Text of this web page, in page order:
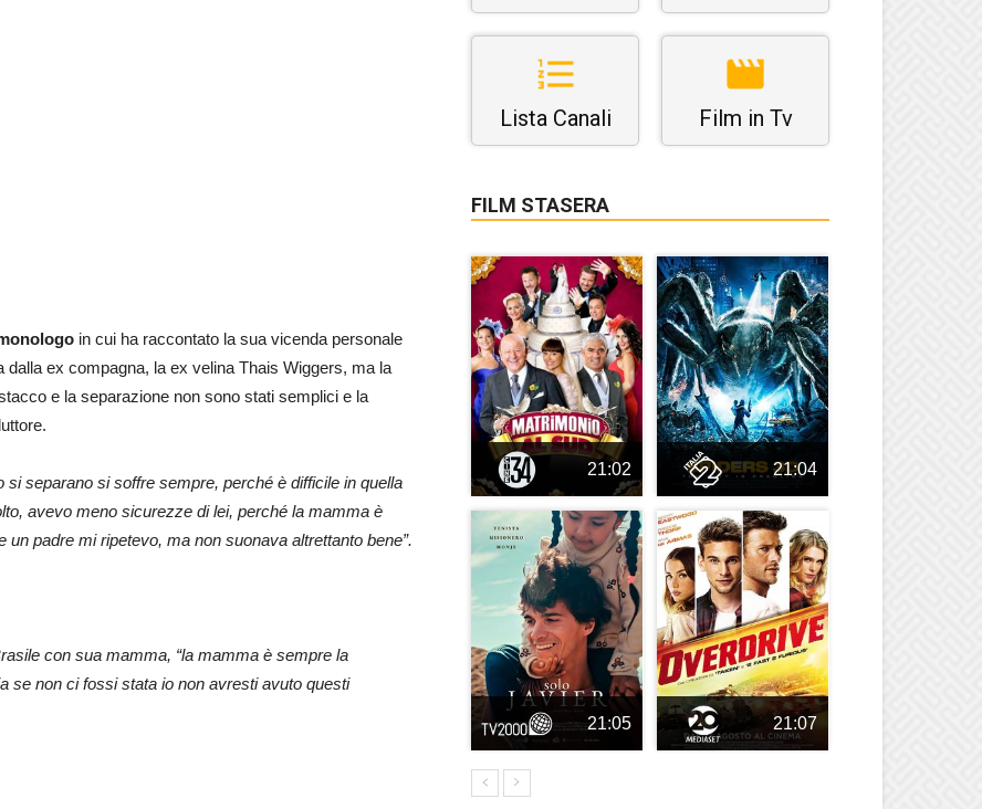
in cui ha raccontato la sua vicenda personale
ex compagna, la ex velina Thais Wiggers, ma la
e la separazione non sono stati semplici e la
si separano si soffre sempre, perché è difficile in quella
avevo meno sicurezze di lei, perché la mamma è
padre mi ripetevo, ma non suonava altrettanto bene”.
con sua mamma, “la mamma è sempre la
se non ci fossi stata io non avresti avuto questi
Lista Canali Film in Tv
FILM STASERA
21:02 21:04
21:05 21:07